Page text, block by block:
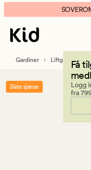
Mali
velour
velour
liftgardin
banner.
Klikk
ESCAPE
pause.
Få
Logg
fra
Gardiner Liftgardiner
Siste sjanse